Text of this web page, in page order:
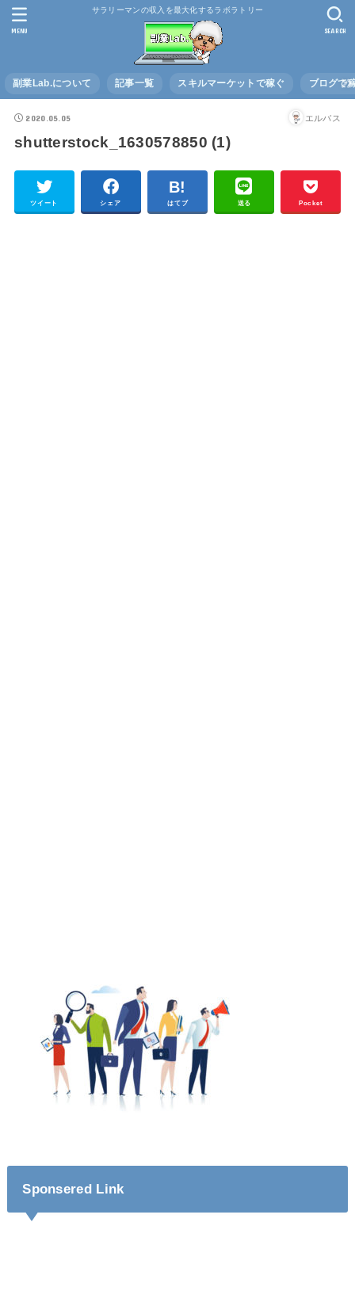
サラリーマンの収入を最大化するラボラトリー
副業Lab.について 記事一覧 スキルマーケットで稼ぐ ブログで
SEARCH
MENU
2020.05.05 エルバス
shutterstock_1630578850 (1)
ツイート シェア はてブ 送る Pocket
Sponsered Link